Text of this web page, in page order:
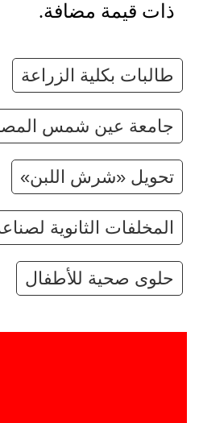
ذات قيمة مضافة.
طالبات بكلية الزراعة
جامعة عين شمس
تحويل «شرش اللبن»
المخلفات الثانوية
حلوى صحية للأطفال